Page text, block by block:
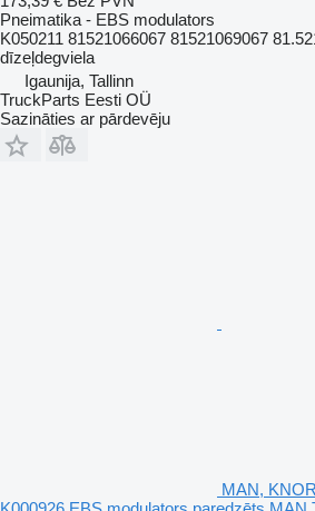
Pneimatika - EBS modulators
K050211 81521066067 81521069067
dīzeļdegviela
Igaunija, Tallinn
TruckParts Eesti OÜ
Sazināties ar pārdevēju
MAN,